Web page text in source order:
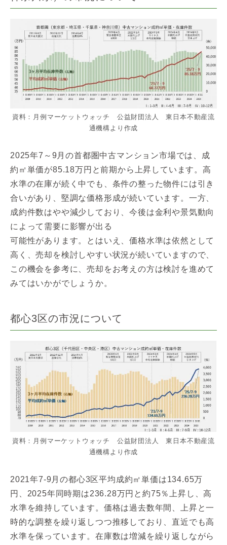
資料：月例マーケットウォッチ 公益財団法人 東日本不動産流
通機構より作成
2025年7～9月の首都圏中古マンション市場では、成
約㎡単価が85.18万円と前期から上昇しています。高
水準の在庫が続く中でも、条件の整った物件には引き
合いがあり、堅調な価格形成が続いています。一方、
成約件数はやや減少しており、今後は金利や景気動向
によって需要に影響が出る
可能性があります。とはいえ、価格水準は依然として
高く、売却を検討しやすい状況が続いていますので、
この機会を参考に、売却をお考えの方は検討を進めて
みてはいかがでしょうか。
都心3区の市況について
資料：月例マーケットウォッチ 公益財団法人 東日本不動産流
通機構より作成
2021年7-9月の都心3区平均成約㎡単価は134.65万
円、2025年同時期は236.28万円と約75％上昇し、高
水準を維持しています。価格は過去数年間、上昇と一
時的な調整を繰り返しつつ推移しており、直近でも高
水準を保っています。在庫数は増減を繰り返しながら